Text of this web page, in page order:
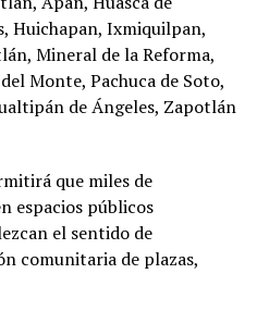
Huichapan, Ixmiquilpan,
Mineral de la Reforma,
Monte, Pachuca de Soto,
de Ángeles, Zapotlán
que miles de
espacios públicos
el sentido de
comunitaria de plazas,